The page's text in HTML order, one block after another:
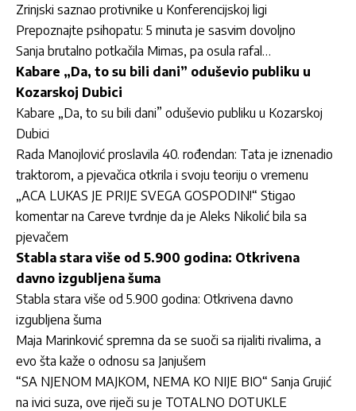
Zrinjski saznao protivnike u Konferencijskoj ligi
Prepoznajte psihopatu: 5 minuta je sasvim dovoljno
Sanja brutalno potkačila Mimas, pa osula rafal…
Kabare „Da, to su bili dani” oduševio publiku u
Kozarskoj Dubici
Kabare „Da, to su bili dani” oduševio publiku u Kozarskoj
Dubici
Rada Manojlović proslavila 40. rođendan: Tata je iznenadio
traktorom, a pjevačica otkrila i svoju teoriju o vremenu
„ACA LUKAS JE PRIJE SVEGA GOSPODIN!“ Stigao
komentar na Careve tvrdnje da je Aleks Nikolić bila sa
pjevačem
Stabla stara više od 5.900 godina: Otkrivena
davno izgubljena šuma
Stabla stara više od 5.900 godina: Otkrivena davno
izgubljena šuma
Maja Marinković spremna da se suoči sa rijaliti rivalima, a
evo šta kaže o odnosu sa Janjušem
“SA NJENOM MAJKOM, NEMA KO NIJE BIO“ Sanja Grujić
na ivici suza, ove riječi su je TOTALNO DOTUKLE